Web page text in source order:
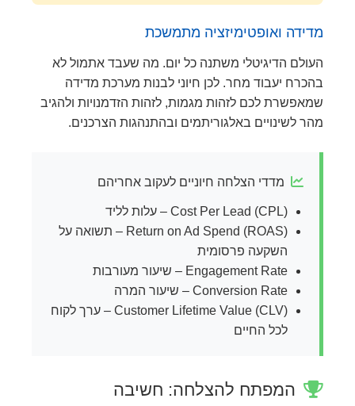
מדידה ואופטימיזציה מתמשכת
העולם הדיגיטלי משתנה כל יום. מה שעבד אתמול לא
בהכרח יעבוד מחר. לכן חיוני לבנות מערכת מדידה
שמאפשרת לכם לזהות מגמות, לזהות הזדמנויות ולהגיב
מהר לשינויים באלגוריתמים ובהתנהגות הצרכנים.
מדדי הצלחה חיוניים לעקוב אחריהם
Cost Per Lead (CPL) – עלות לליד
Return on Ad Spend (ROAS) – תשואה על
השקעה פרסומית
Engagement Rate – שיעור מעורבות
Conversion Rate – שיעור המרה
Customer Lifetime Value (CLV) – ערך לקוח
לכל החיים
המפתח להצלחה: חשיבה